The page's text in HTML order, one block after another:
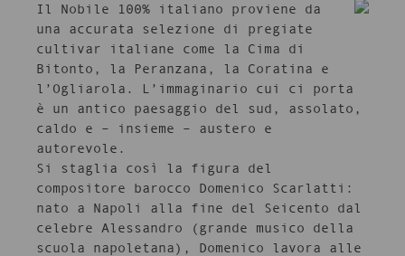
Il Nobile 100% italiano proviene da
una accurata selezione di pregiate
cultivar italiane come la Cima di
Bitonto, la Peranzana, la Coratina e
l’Ogliarola. L’immaginario cui ci porta
è un antico paesaggio del sud, assolato,
caldo e – insieme – austero e
autorevole.
Si staglia così la figura del
compositore barocco Domenico Scarlatti:
nato a Napoli alla fine del Seicento dal
celebre Alessandro (grande musico della
scuola napoletana), Domenico lavora alle